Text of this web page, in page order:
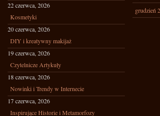
22 czerwca, 2026
Kosmetyki
20 czerwca, 2026
DIY i kreatywny makijaż
19 czerwca, 2026
Czytelnicze Artykuły
18 czerwca, 2026
Nowinki i Trendy w Internecie
17 czerwca, 2026
Inspirujące Historie i Metamorfozy
grudzień